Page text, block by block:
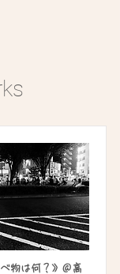
物は何？》＠高